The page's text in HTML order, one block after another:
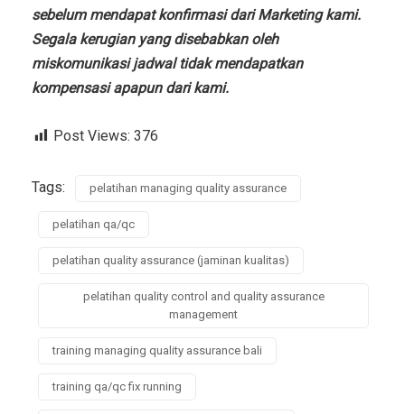
sebelum mendapat konfirmasi dari Marketing kami.
Segala kerugian yang disebabkan oleh
miskomunikasi jadwal tidak mendapatkan
kompensasi apapun dari kami.
Post Views: 376
Tags: pelatihan managing quality assurance
pelatihan qa/qc
pelatihan quality assurance (jaminan kualitas)
pelatihan quality control and quality assurance
management
training managing quality assurance bali
training qa/qc fix running